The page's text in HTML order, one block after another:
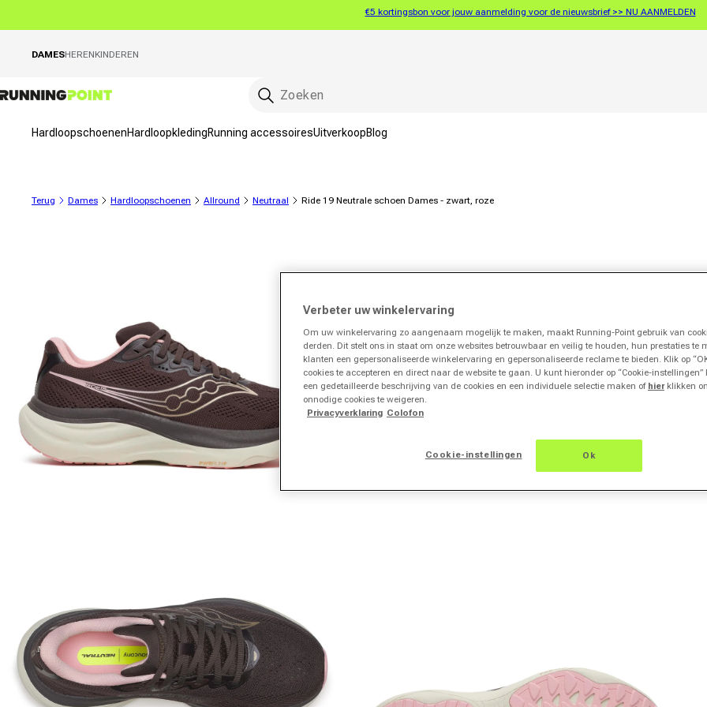
€5 kortingsbon voor jouw aanmelding voor de nieuwsbrief >> NU AANMELDEN
DAMESHERENKINDEREN
HardloopschoenenHardloopkledingRunning accessoiresUitverkoopBlog
Terug Dames Hardloopschoenen Allround Neutraal Ride 19 Neutrale schoen Dames - zwart, roze
Verbeter uw winkelervaring
Om uw winkelervaring zo aangenaam mogelijk te maken, maakt Running-Point gebruik van
derden. Dit stelt ons in staat om onze websites betrouwbaar en veilig te houden, hun prestaties te
klanten een gepersonaliseerde winkelervaring en gepersonaliseerde reclame te bieden. Klik op
cookies te accepteren en direct naar de website te gaan. U kunt hieronder op “Cookie-instellingen”
een gedetailleerde beschrijving van de cookies en een individuele selectie maken of hierklikken
onnodige cookies te weigeren.
Privacyverklaring Colofon
Cookie-instellingen Ok